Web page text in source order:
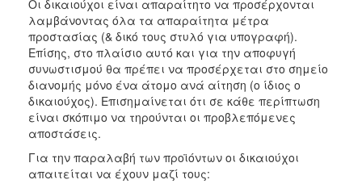
Οι δικαιούχοι είναι απαραίτητο να προσέρχονται
λαμβάνοντας όλα τα απαραίτητα μέτρα
προστασίας (& δικό τους στυλό για υπογραφή).
Επίσης, στο πλαίσιο αυτό και για την αποφυγή
συνωστισμού θα πρέπει να προσέρχεται στο σημείο
διανομής μόνο ένα άτομο ανά αίτηση (ο ίδιος ο
δικαιούχος). Επισημαίνεται ότι σε κάθε περίπτωση
είναι σκόπιμο να τηρούνται οι προβλεπόμενες
αποστάσεις.
Για την παραλαβή των προϊόντων οι δικαιούχοι
απαιτείται να έχουν μαζί τους: